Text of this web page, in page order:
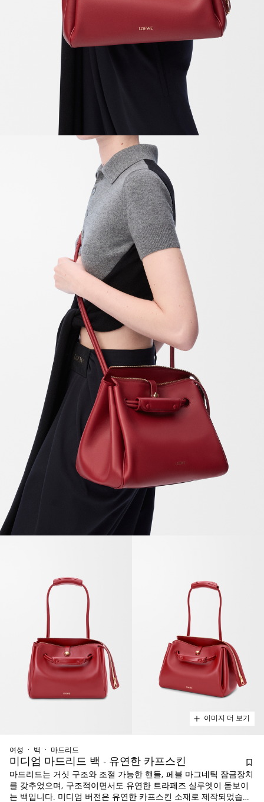
이미지 더 보기
여성 백 마드리드
미디엄 마드리드 백 - 유연한 카프스킨
마드리드는 거싯 구조와 조절 가능한 핸들, 페블 마그네틱 잠금장치
를 갖추었으며, 구조적이면서도 유연한 트라페즈 실루엣이 돋보이
는 백입니다. 미디엄 버전은 유연한 카프스킨 소재로 제작되었습니